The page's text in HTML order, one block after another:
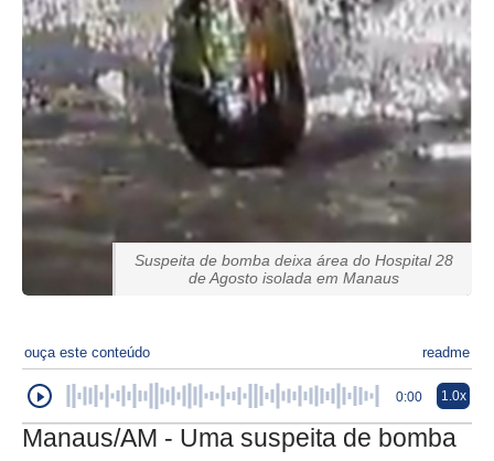
Suspeita de bomba deixa área do Hospital 28
de Agosto isolada em Manaus
ouça este conteúdo readme
0:00 1.0x
Manaus/AM - Uma suspeita de bomba